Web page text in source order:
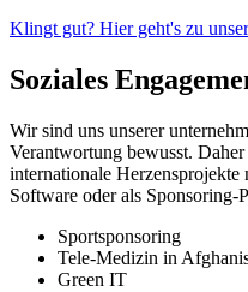
Klingt gut? Hier geht's zu
Soziales
Wir sind uns unserer
Verantwortung bewusst.
internationale
Software oder als Sponsoring-
Sportsponsoring
Tele-Medizin in
Green IT